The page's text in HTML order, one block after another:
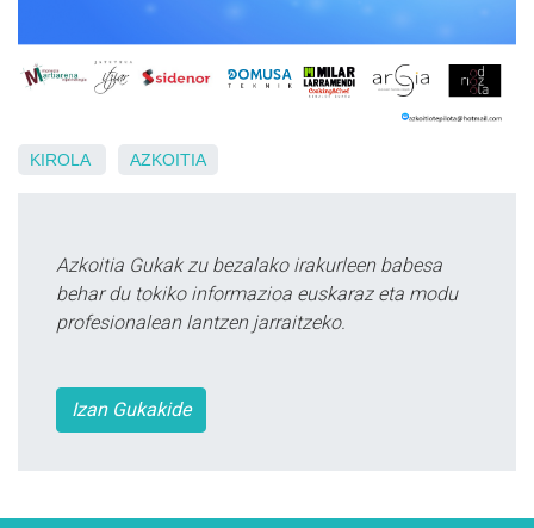
KIROLA AZKOITIA
Azkoitia Gukak zu bezalako irakurleen babesa
behar du tokiko informazioa euskaraz eta modu
profesionalean lantzen jarraitzeko.
Izan Gukakide